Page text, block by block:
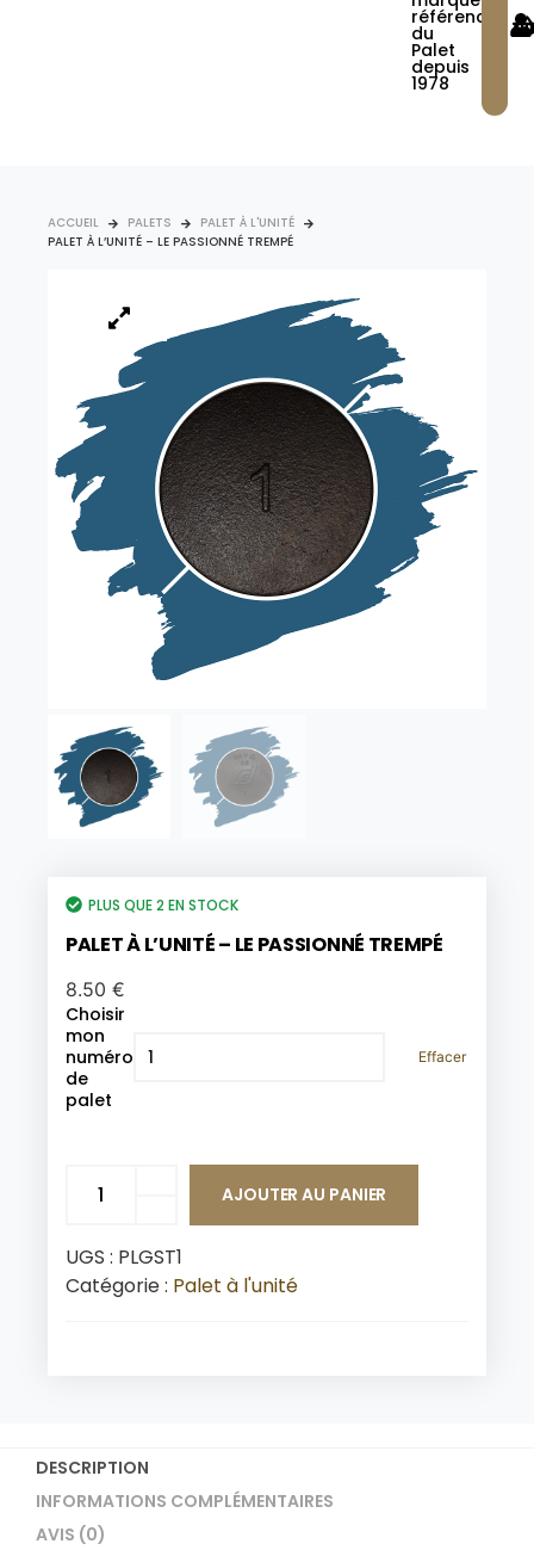
référence
du
Palet
depuis
1978
ACCUEIL PALETS
PALET À L'UNITÉ
PALET À L’UNITÉ – LE PASSIONNÉ TREMPÉ
PLUS QUE 2 EN STOCK
PALET À L’UNITÉ – LE PASSIONNÉ TREMPÉ
8.50 €
Choisir
mon
numéro
de
palet
Effacer
AJOUTER AU PANIER
UGS : PLGST1
Catégorie : Palet à l'unité
DESCRIPTION
INFORMATIONS COMPLÉMENTAIRES
AVIS (0)